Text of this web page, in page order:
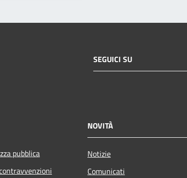
SEGUICI SU
pubblica
NOVITÀ
Notizie
Comunicati